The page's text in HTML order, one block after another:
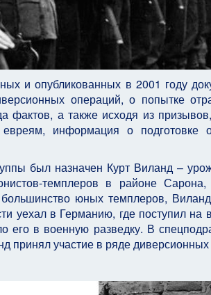
и опубликованных в 2001 году
операций, о попытке
фактов, а также исходя из
информация о подготовке
был назначен Курт Виланд –
темплеров в районе
юных темплеров,
уехал в Германию, где поступил
его в военную разведку. В
принял участие в ряде